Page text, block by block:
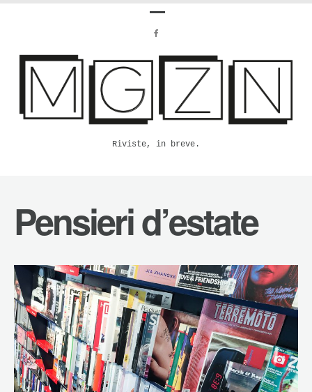
Riviste, in breve.
Pensieri d’estate